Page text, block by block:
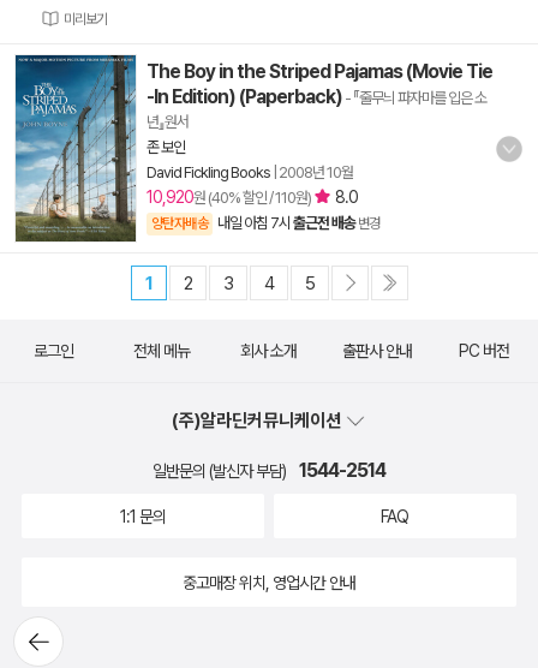
미리보기
The Boy in the Striped Pajamas (Movie Tie
-In Edition) (Paperback) - 『줄무늬 파자마를 입은 소
년』원서
존 보인
David Fickling Books 2008년 10월
10,920원 (40% 할인 / 110원) 8.0
양탄자배송 내일 아침 7시 출근전 배송 변경
1 2 3 4 5
뒤로가
기
로그인 전체 메뉴 회사 소개 출판사 안내 PC 버전
(주)알라딘커뮤니케이션
일반문의 (발신자 부담) 1544-2514
1:1 문의 FAQ
중고매장 위치, 영업시간 안내